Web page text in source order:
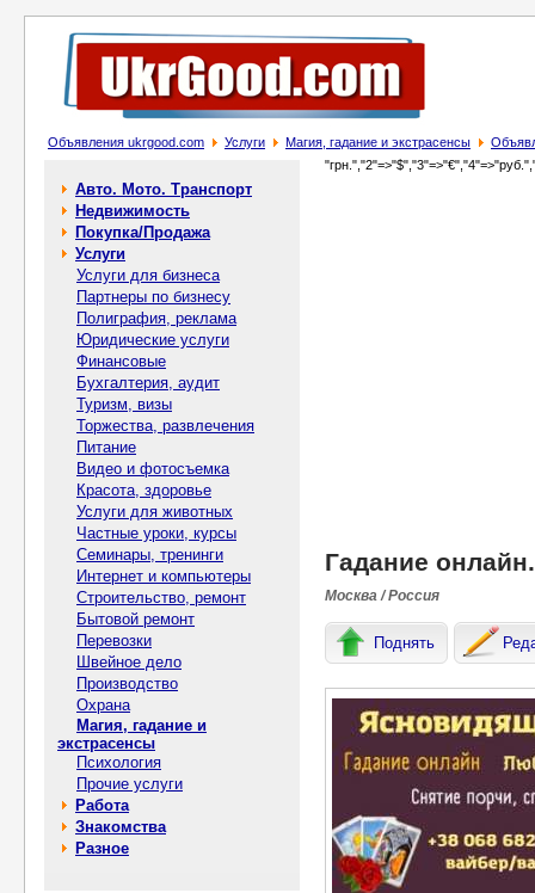
Объявления ukrgood.com Услуги Магия, гадание и экстрасенсы
Авто. Мото. Транспорт
Недвижимость
Покупка/Продажа
Услуги
Услуги для бизнеса
Партнеры по бизнесу
Полиграфия, реклама
Юридические услуги
Финансовые
Бухгалтерия, аудит
Туризм, визы
Торжества, развлечения
Питание
Видео и фотосъемка
Красота, здоровье
Услуги для животных
Частные уроки, курсы
Семинары, тренинги
Интернет и компьютеры
Строительство, ремонт
Бытовой ремонт
Перевозки
Швейное дело
Производство
Охрана
Магия, гадание и
экстрасенсы
Психология
Прочие услуги
Работа
Знакомства
Разное
Гадание
Москва / Россия
Поднять